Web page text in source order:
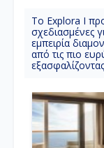
Το Explora I
σχεδιασμένες
εμπειρία
από τις πιο